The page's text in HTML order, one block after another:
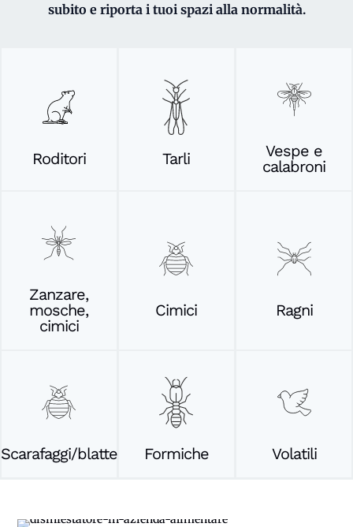
subito e riporta i tuoi spazi alla normalità.
Roditori Tarli
Vespe e
calabroni
Zanzare,
mosche,
cimici
Cimici Ragni
Scarafaggi/blatte Formiche Volatili